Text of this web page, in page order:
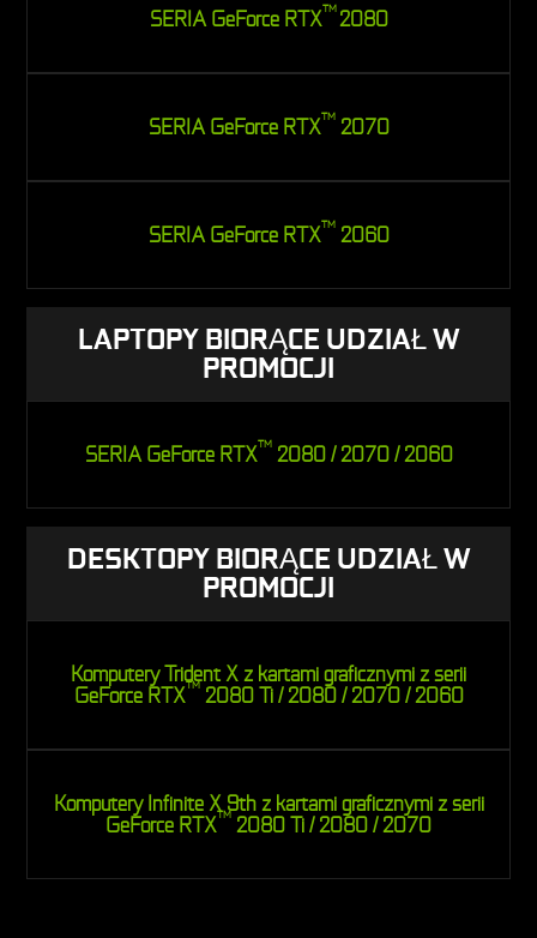
SERIA GeForce RTXTM2080
SERIA GeForce RTXTM2070
SERIA GeForce RTXTM2060
LAPTOPY BIORĄCE UDZIAŁ W
PROMOCJI
SERIA GeForce RTXTM2080 / 2070 / 2060
DESKTOPY BIORĄCE UDZIAŁ W
PROMOCJI
Komputery Trident X z kartami graficznymi z serii
GeForce RTXTM2080 Ti / 2080 / 2070 / 2060
Komputery Infinite X 9th z kartami graficznymi z serii
GeForce RTXTM 2080 Ti / 2080 / 2070